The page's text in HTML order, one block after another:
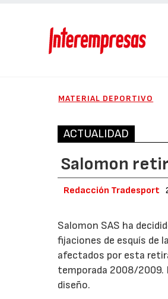
MATERIAL DEPORTIVO
ACTUALIDAD
Salomon
Redacción Tradesport
Salomon SAS ha
fijaciones de esquís de
afectados por esta
temporada 2008/2009.
diseño.